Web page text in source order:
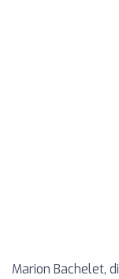
Marion Bachelet,